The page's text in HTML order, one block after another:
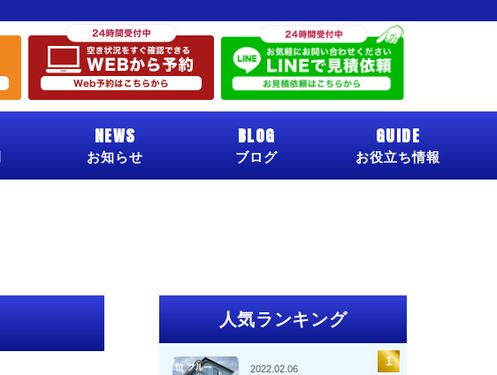
NEWS
お知らせ
BLOG
ブログ
GUIDE
お役立ち情報
人気ランキング
2022.02.06